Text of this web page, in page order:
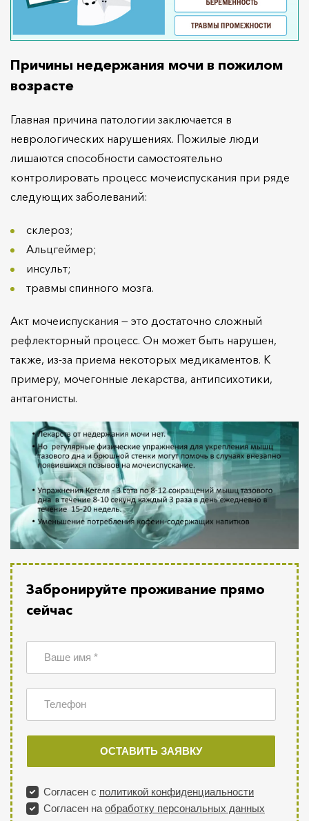
Причины недержания мочи в пожилом
возрасте
Главная причина патологии заключается в
неврологических нарушениях. Пожилые люди
лишаются способности самостоятельно
контролировать процесс мочеиспускания при ряде
следующих заболеваний:
склероз;
Альцгеймер;
инсульт;
травмы спинного мозга.
Акт мочеиспускания — это достаточно сложный
рефлекторный процесс. Он может быть нарушен,
также, из-за приема некоторых медикаментов. К
примеру, мочегонные лекарства, антипсихотики,
антагонисты.
Забронируйте проживание прямо
сейчас